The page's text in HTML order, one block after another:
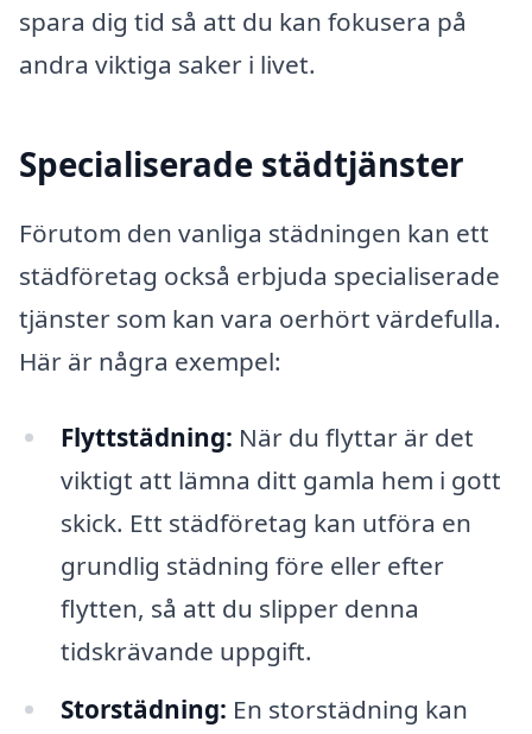
spara dig tid så att du kan fokusera på
andra viktiga saker i livet.
Specialiserade städtjänster
Förutom den vanliga städningen kan ett
städföretag också erbjuda specialiserade
tjänster som kan vara oerhört värdefulla.
Här är några exempel:
Flyttstädning: När du flyttar är det
viktigt att lämna ditt gamla hem i gott
skick. Ett städföretag kan utföra en
grundlig städning före eller efter
flytten, så att du slipper denna
tidskrävande uppgift.
Storstädning: En storstädning kan